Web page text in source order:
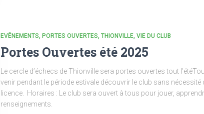
EVÊNEMENTS PORTES OUVERTES THIONVILLE VIE DU CLUB
Portes Ouvertes été 2025
Le cercle d’échecs de Thionville sera portes ouvertes tout
venir pendant le période estivale découvrir le club sans nécessité
licence. Horaires : Le club sera ouvert à tous pour jouer,
renseignements.